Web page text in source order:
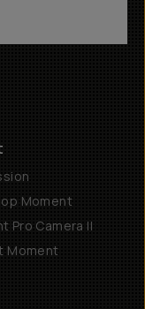
Moment
Pro Camera II
Moment